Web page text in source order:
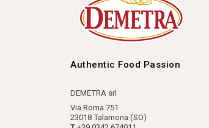
Authentic Food Passion
DEMETRA srl
Via Roma 751
23018 Talamona (SO)